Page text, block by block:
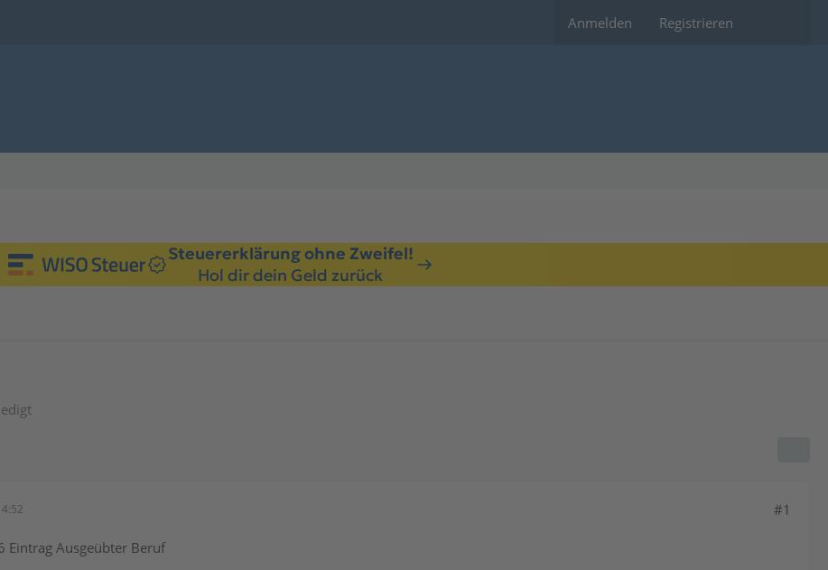
Anmelden Registrieren
Steuererklärung ohne Zweifel!
Hol dir dein Geld zurück
#1
Eintrag Ausgeübter Beruf